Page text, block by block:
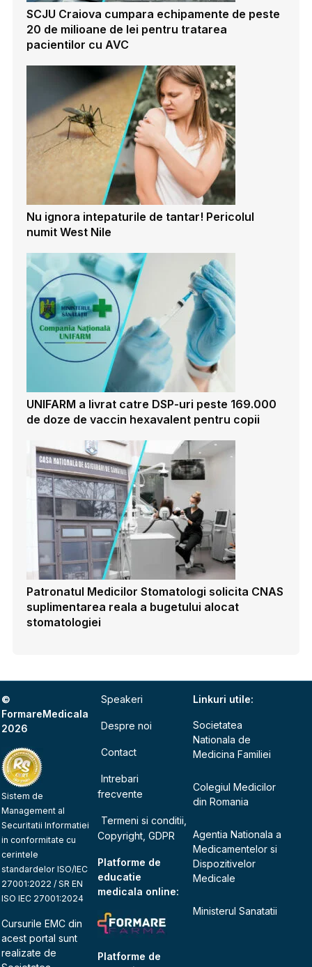
SCJU Craiova cumpara echipamente de peste
20 de milioane de lei pentru tratarea
pacientilor cu AVC
Nu ignora intepaturile de tantar! Pericolul
numit West Nile
UNIFARM a livrat catre DSP-uri peste 169.000
de doze de vaccin hexavalent pentru copii
Patronatul Medicilor Stomatologi solicita CNAS
suplimentarea reala a bugetului alocat
stomatologiei
©
FormareMedicala
2026
Sistem de
Management al
Securitatii Informatiei
in conformitate cu
cerintele
standardelor ISO/IEC
27001:2022 / SR EN
ISO IEC 27001:2024
Cursurile EMC din
acest portal sunt
realizate de
Speakeri
Despre noi
Contact
Intrebari
frecvente
Termeni si conditii,
Copyright, GDPR
Platforme de
educatie
medicala online:
Platforme de
Linkuri utile:
Societatea
Nationala de
Medicina Familiei
Colegiul Medicilor
din Romania
Agentia Nationala a
Medicamentelor si
Dispozitivelor
Medicale
Ministerul Sanatatii